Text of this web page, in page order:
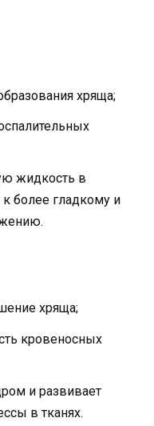
хряща;
жидкость в
к более гладкому и
хряща;
кровеносных
и развивает
в тканях.